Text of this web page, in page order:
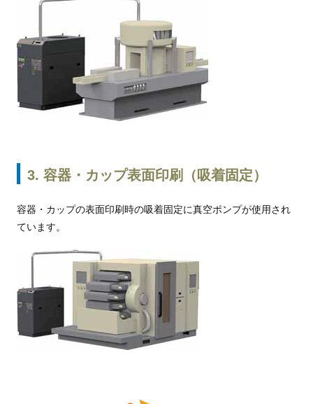
3. 容器・カップ表面印刷（吸着固定）
容器・カップの表面印刷時の吸着固定に真空ポンプが使用され
ています。